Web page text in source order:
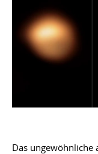
Das ungewöhnliche